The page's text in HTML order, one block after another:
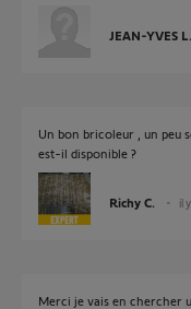
JEAN-YVES L.
Un bon bricoleur , un peu
est-il disponible ?
Richy C. il
Merci je vais en chercher